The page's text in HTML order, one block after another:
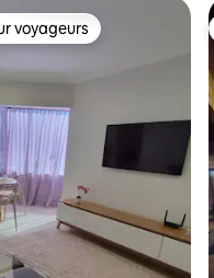
base de 17 commentaires :
les plus appréciés
voyageurs